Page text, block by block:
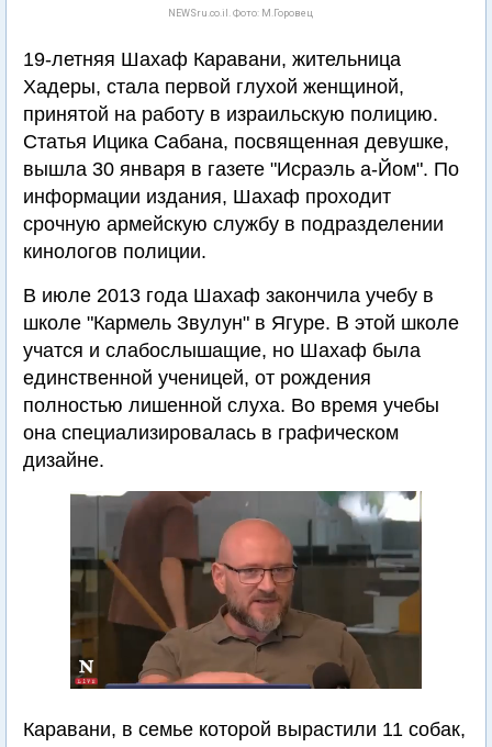
NEWSru.co.il. Фото: М.Горовец
19-летняя Шахаф Каравани, жительница
Хадеры, стала первой глухой женщиной,
принятой на работу в израильскую полицию.
Статья Ицика Сабана, посвященная девушке,
вышла 30 января в газете "Исраэль а-Йом". По
информации издания, Шахаф проходит
срочную армейскую службу в подразделении
кинологов полиции.
В июле 2013 года Шахаф закончила учебу в
школе "Кармель Звулун" в Ягуре. В этой школе
учатся и слабослышащие, но Шахаф была
единственной ученицей, от рождения
полностью лишенной слуха. Во время учебы
она специализировалась в графическом
дизайне.
Каравани, в семье которой вырастили 11 собак,